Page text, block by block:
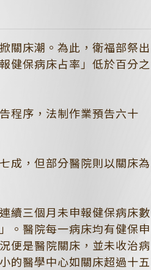
關床潮。為此，衛福部祭出
健保病床占率」低於百分之
程序，法制作業預告六十
成，但部分醫院則以關床為
續三個月未申報健保病床數
。醫院每一病床均有健保申
便是醫院關床，並未收治病
的醫學中心如關床超過十五